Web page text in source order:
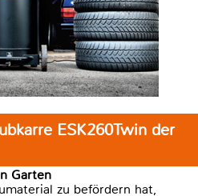
ESK260Twin der
Garten
zu befördern hat,